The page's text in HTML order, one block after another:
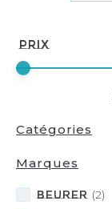
Prix
Catégories
Marques
BEURER (2)